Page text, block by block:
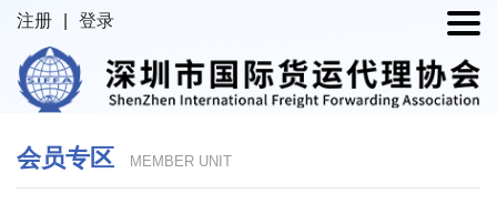
注册 登录
会员专区 MEMBER UNIT